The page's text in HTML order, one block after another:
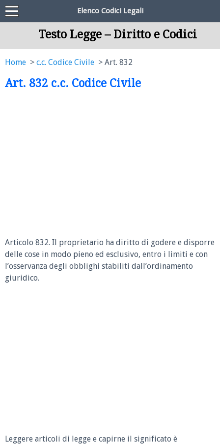
Elenco Codici Legali
Testo Legge – Diritto e Codici
Home c.c. Codice Civile Art. 832
Art. 832 c.c. Codice Civile
Articolo 832. Il proprietario ha diritto di godere e disporre
delle cose in modo pieno ed esclusivo, entro i limiti e con
l’osservanza degli obblighi stabiliti dall’ordinamento
giuridico.
Leggere articoli di legge e capirne il significato è